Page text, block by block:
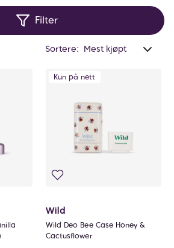
Filter
Sortere:
Kun på nett
Wild
Wild Deo Bee Case Honey &
Cactusflower